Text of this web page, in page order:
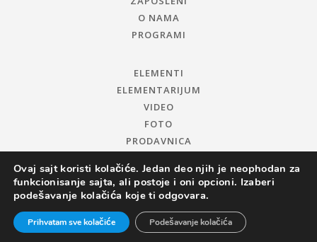
O NAMA
PROGRAMI
ELEMENTI
ELEMENTARIJUM
VIDEO
FOTO
PRODAVNICA
© 2019 CENTAR ZA PROMOCIJU NAUKE
Ovaj sajt koristi kolačiće. Jedan deo njih je neophodan za
funkcionisanje sajta, ali postoje i oni opcioni. Izaberi
podešavanje kolačića koje ti odgovara.
Prihvatam sve kolačiće Podešavanje kolačića